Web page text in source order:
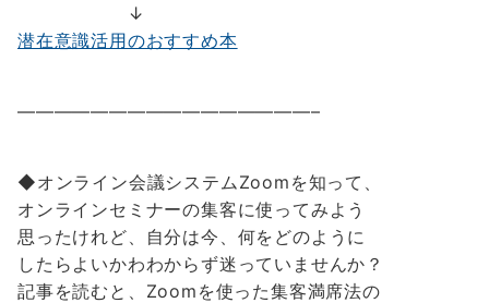
↓
潜在意識活用のおすすめ本
————————————————–
◆オンライン会議システムZoomを知って、
オンラインセミナーの集客に使ってみよう
思ったけれど、自分は今、何をどのように
したらよいかわわからず迷っていませんか？
記事を読むと、Zoomを使った集客満席法の